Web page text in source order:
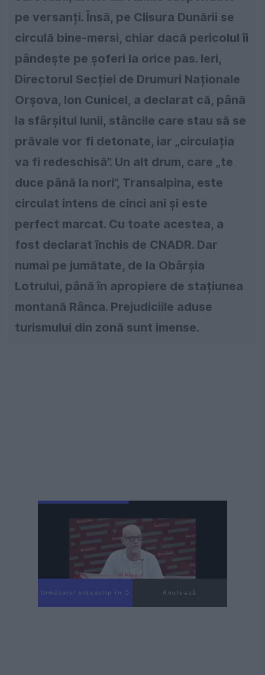
pe versanți. Însă, pe Clisura Dunării se
circulă bine-mersi, chiar dacă pericolul îi
pândește pe șoferi la orice pas. Ieri,
Directorul Secției de Drumuri Naționale
Orșova, Ion Cunicel, a declarat că, până
la sfârșitul lunii, stâncile care stau să se
prăvale vor fi detonate, iar „circulația
va fi redeschisă”. Un alt drum, care „te
duce până la nori”, Transalpina, este
circulat intens de cinci ani și este
perfect marcat. Cu toate acestea, a
fost declarat închis de CNADR. Dar
numai pe jumătate, de la Obârșia
Lotrului, până în apropiere de stațiunea
montană Rânca. Prejudiciile aduse
turismului din zonă sunt imense.
Următorul videoclip în 3 Anulează